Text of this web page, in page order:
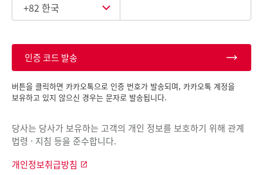
인증 코드 발송
버튼을 클릭하면 카카오톡으로 인증 번호가 발송되며, 카카오톡 계정을
보유하고 있지 않으신 경우는 문자로 발송됩니다.
당사는 당사가 보유하는 고객의 개인 정보를 보호하기 위해 관계
법령 · 지침 등을 준수합니다.
개인정보취급방침